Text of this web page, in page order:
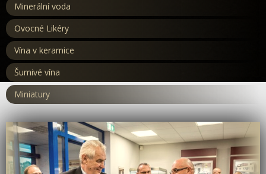
Minerální voda
Ovocné Likéry
Vína v keramice
Šumivé vína
Miniatury